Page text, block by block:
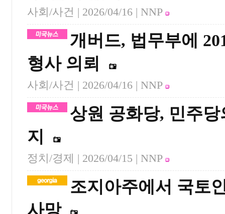
사회/사건 | 2026/04/16 | NNP
개버드, 법무부에
형사 의뢰
사회/사건 | 2026/04/16 | NNP
상원 공화당, 민주
지
정치/경제 | 2026/04/15 | NNP
조지아주에서 국토
사망